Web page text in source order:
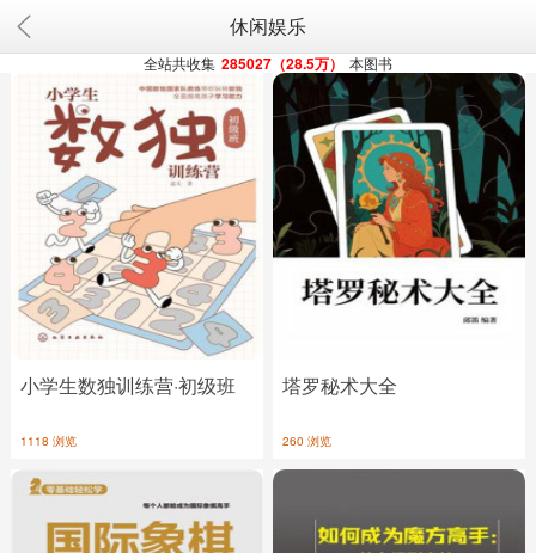
休闲娱乐
全站共收集 285027（28.5万） 本图书
小学生数独训练营·初级班
1118 浏览
塔罗秘术大全
260 浏览